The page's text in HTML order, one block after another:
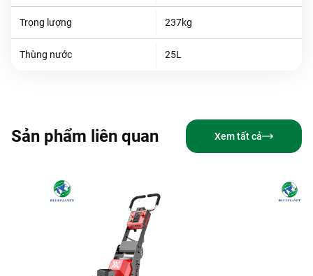
Trọng lượng 237kg
Thùng nước 25L
Sản phẩm liên quan Xem tất cả